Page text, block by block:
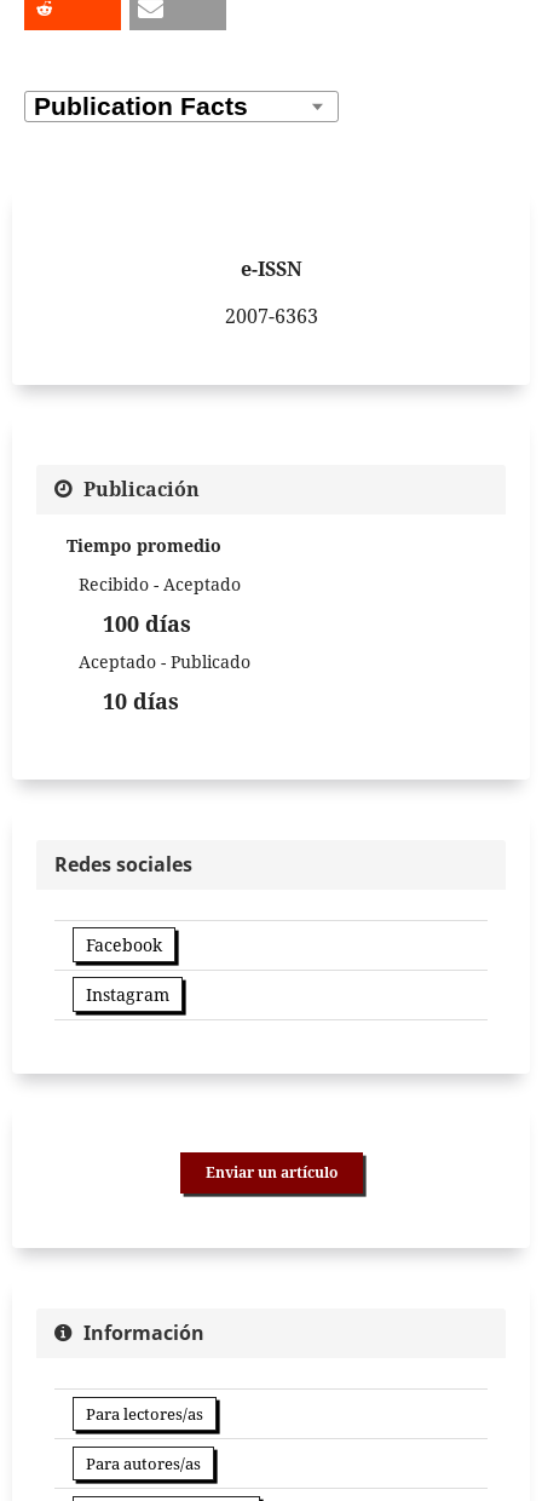
e-ISSN
2007-6363
Publicación
Tiempo promedio
Recibido - Aceptado
100 días
Aceptado - Publicado
10 días
Redes sociales
Facebook
Instagram
Enviar un artículo
Información
Para lectores/as
Para autores/as